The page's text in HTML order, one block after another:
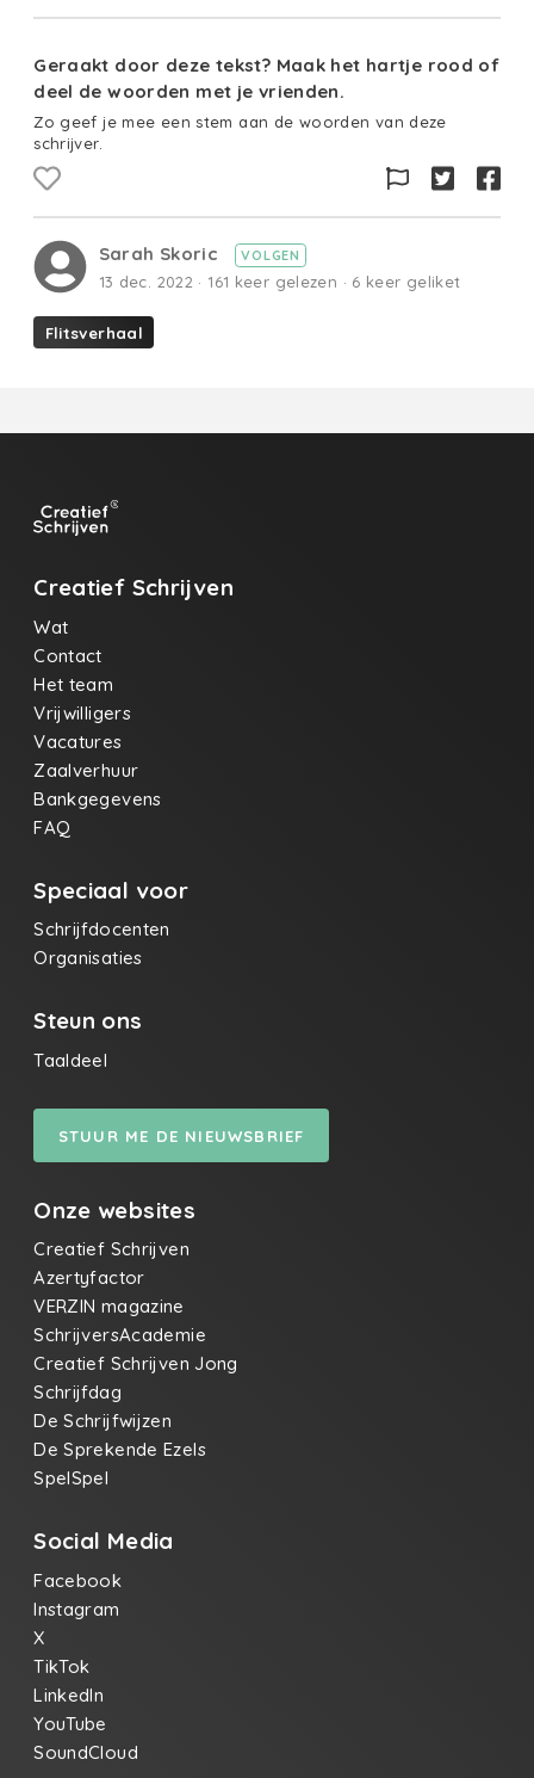
Geraakt door deze tekst? Maak het hartje rood of
deel de woorden met je vrienden.
Zo geef je mee een stem aan de woorden van deze
schrijver.
Sarah Skoric VOLGEN
13 dec. 2022 · 161 keer gelezen · 6 keer geliket
Flitsverhaal
Creatief Schrijven
Wat
Contact
Het team
Vrijwilligers
Vacatures
Zaalverhuur
Bankgegevens
FAQ
Speciaal voor
Schrijfdocenten
Organisaties
Steun ons
Taaldeel
STUUR ME DE NIEUWSBRIEF
Onze websites
Creatief Schrijven
Azertyfactor
VERZIN magazine
SchrijversAcademie
Creatief Schrijven Jong
Schrijfdag
De Schrijfwijzen
De Sprekende Ezels
SpelSpel
Social Media
Facebook
Instagram
X
TikTok
LinkedIn
YouTube
SoundCloud